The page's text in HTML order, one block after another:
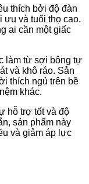
thích bởi độ đàn
ưu và tuổi thọ cao.
ai cần một giấc
làm từ sợi bông tự
và khô ráo. Sản
thích ngủ trên bề
khác.
hỗ trợ tốt và độ
sản phẩm này
và giảm áp lực